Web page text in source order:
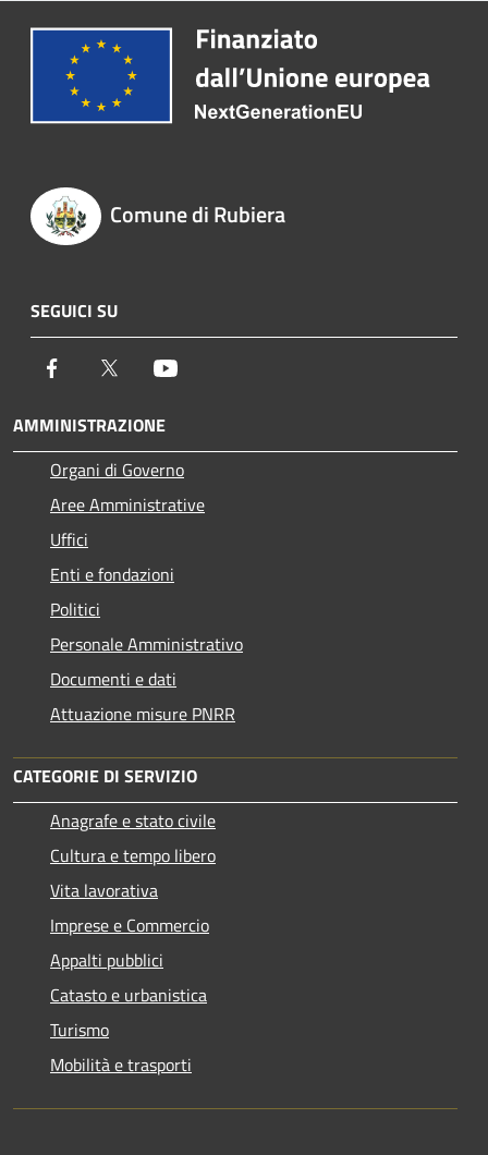
Comune di Rubiera
SEGUICI SU
Facebook Twitter
AMMINISTRAZIONE
Organi di Governo
Aree Amministrative
Uffici
Enti e fondazioni
Politici
Personale Amministrativo
Documenti e dati
Attuazione misure PNRR
CATEGORIE DI SERVIZIO
Anagrafe e stato civile
Cultura e tempo libero
Vita lavorativa
Imprese e Commercio
Appalti pubblici
Catasto e urbanistica
Turismo
Mobilità e trasporti